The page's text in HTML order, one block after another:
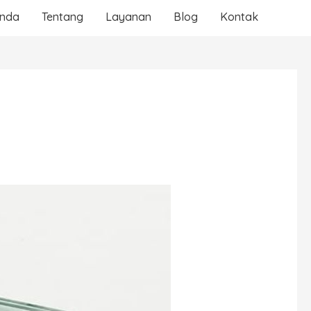
Tentang Layanan Blog Kontak